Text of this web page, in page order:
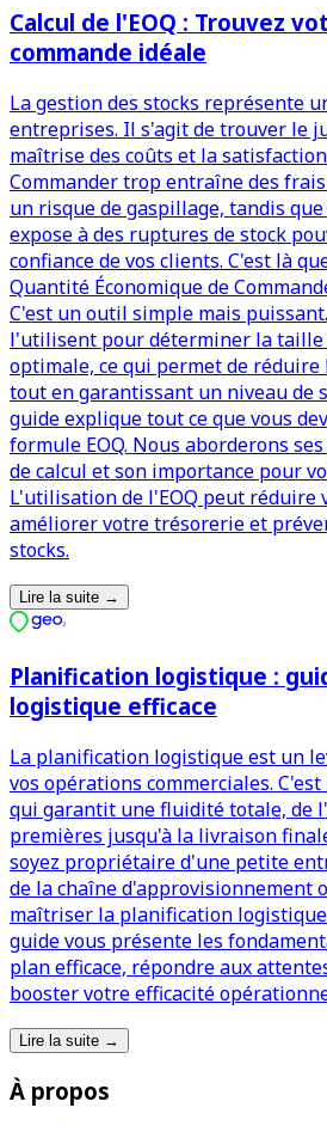
Calcul de l'EOQ : Trouvez
commande idéale
La gestion des stocks représente
entreprises. Il s'agit de trouver le
maîtrise des coûts et la
Commander trop entraîne des
un risque de gaspillage, tandis
expose à des ruptures de stock
confiance de vos clients. C'est là
Quantité Économique de
C'est un outil simple mais
l'utilisent pour déterminer la taille
optimale, ce qui permet de
tout en garantissant un niveau de
guide explique tout ce que vous
formule EOQ. Nous aborderons
de calcul et son importance pour
L'utilisation de l'EOQ peut réduire
améliorer votre trésorerie et
stocks.
Lire la suite →
Planification logistique :
logistique efficace
La planification logistique est un
vos opérations commerciales.
qui garantit une fluidité totale, de
premières jusqu'à la livraison
soyez propriétaire d'une petite
de la chaîne d'approvisionnement
maîtriser la planification
guide vous présente les
plan efficace, répondre aux
booster votre efficacité
Lire la suite →
À propos